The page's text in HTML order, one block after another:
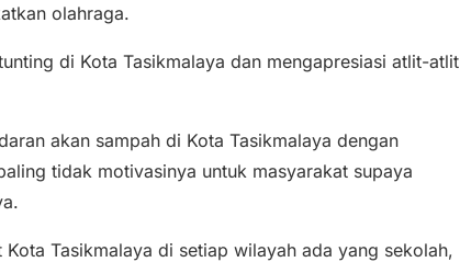
olahraga.
di Kota Tasikmalaya dan mengapresiasi atlit-atlit
akan sampah di Kota Tasikmalaya dengan
tidak motivasinya untuk masyarakat supaya
Tasikmalaya di setiap wilayah ada yang sekolah,